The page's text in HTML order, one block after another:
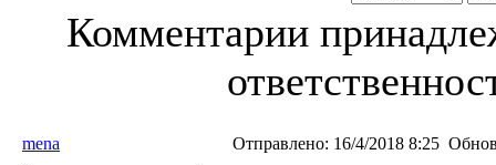
Комментарии
mena Отправлено: 16/4/2018 8:25